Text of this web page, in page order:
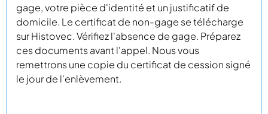
gage, votre pièce d'identité et un justificatif de
domicile. Le certificat de non-gage se télécharge
sur Histovec. Vérifiez l'absence de gage. Préparez
ces documents avant l'appel. Nous vous
remettrons une copie du certificat de cession signé
le jour de l'enlèvement.